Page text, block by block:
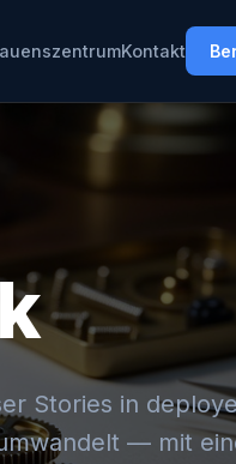
Kontakt
Stories in
— mit